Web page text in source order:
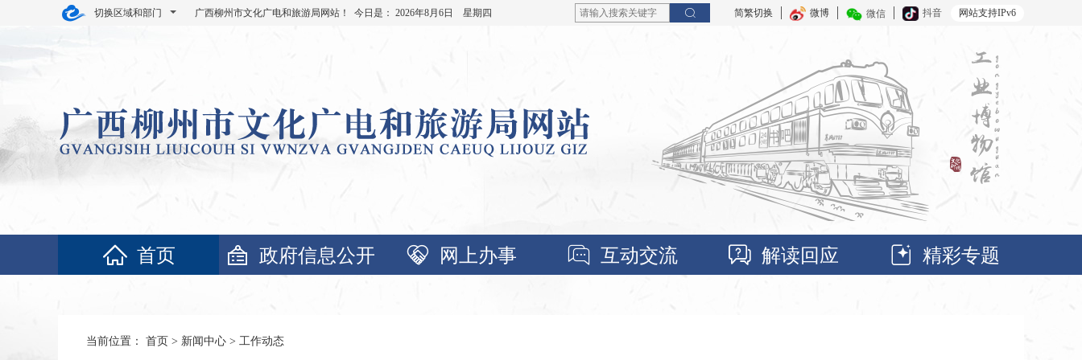
切换区域和部门 网站支持IPv6
简繁切换 微博 微信 抖音
广西柳州市文化广电和旅游局网站！ 今日是： 2026年8月6日 星期四
首页 政府信息公开 网上办事 互动交流 解读回应 精彩专题
当前位置： 首页 > 新闻中心 > 工作动态